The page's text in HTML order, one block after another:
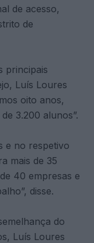
de acesso,
de
principais
Luís Loures
oito anos,
3.200 alunos”.
e no respetivo
mais de 35
40 empresas e
disse.
do
Luís Loures